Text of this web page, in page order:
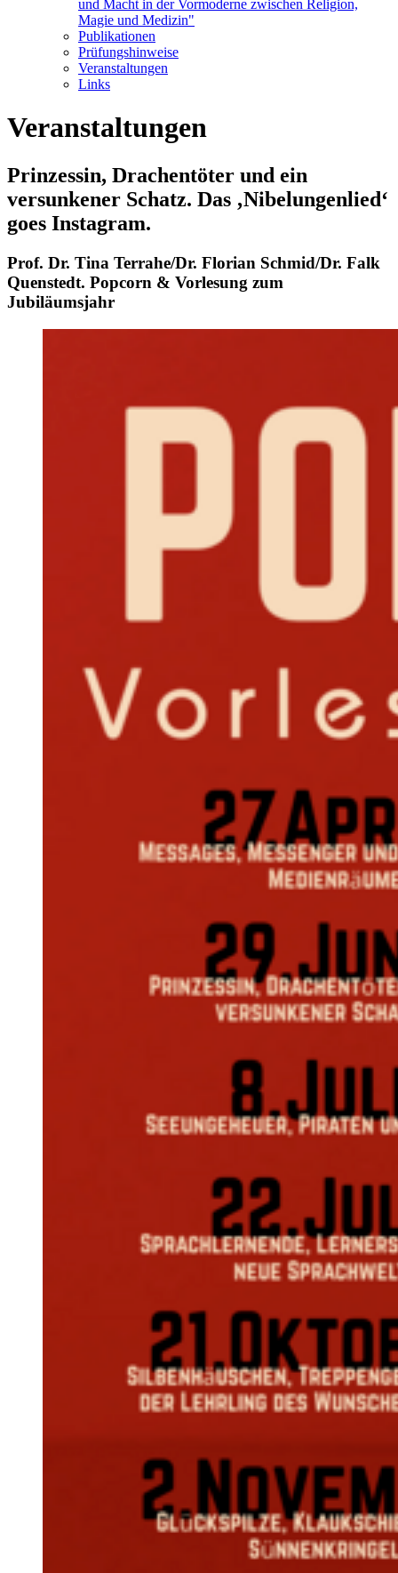
und Macht in der Vormoderne zwischen Religion,
Magie und Medizin"
Publikationen
Prüfungshinweise
Veranstaltungen
Links
Veranstaltungen
Prinzessin, Drachentöter und ein
versunkener Schatz. Das ‚Nibelungenlied‘
goes Instagram.
Prof. Dr. Tina Terrahe/Dr. Florian Schmid/Dr. Falk
Quenstedt. Popcorn & Vorlesung zum
Jubiläumsjahr